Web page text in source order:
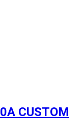
CUSTOM